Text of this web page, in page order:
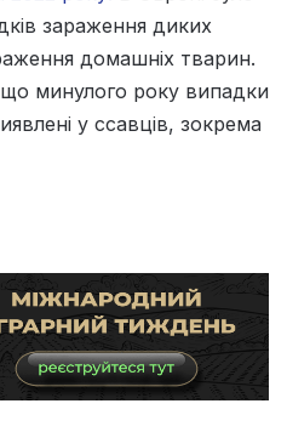
зараження диких
домашніх тварин.
минулого року випадки
у ссавців, зокрема